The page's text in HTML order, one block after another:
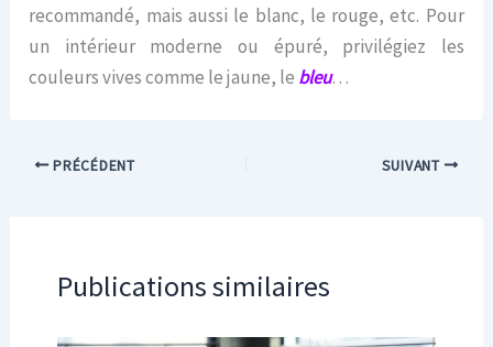
recommandé, mais aussi le blanc, le rouge, etc. Pour
un intérieur moderne ou épuré, privilégiez les
couleurs vives comme le jaune, le bleu…
PRÉCÉDENT SUIVANT
Publications similaires